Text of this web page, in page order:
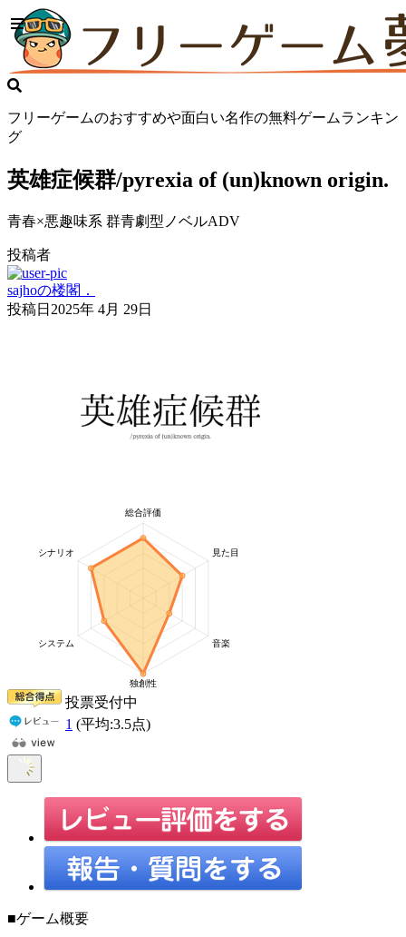
フリーゲームのおすすめや面白い名作の無料ゲームランキン
グ
英雄症候群/pyrexia of (un)known origin.
青春×悪趣味系 群青劇型ノベルADV
投稿者
sajhoの楼閣．
投稿日 2025年 4月 29日
投票受付中
1 (平均:3.5点)
■ゲーム概要